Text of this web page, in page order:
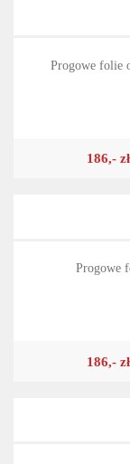
Progowe folie
186,- zł
Progowe
186,- zł